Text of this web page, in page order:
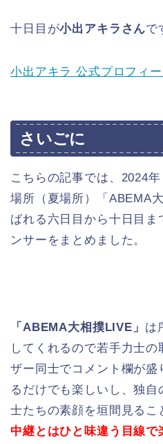
十日目が小出アキラさんで
小出アキラ 公式プロフィ
さいごに
こちらの記事では、2024
場所（夏場所）「ABEMA
ばれる六日目から十日目ま
ンサーをまとめました。
「ABEMA大相撲LIVE」 は
してくれるので若手力士
ザー同士でコメント欄が盛
るだけでも楽しいし、独自
士たちの素顔を垣間見るこ
中継とはひと味違う目線で